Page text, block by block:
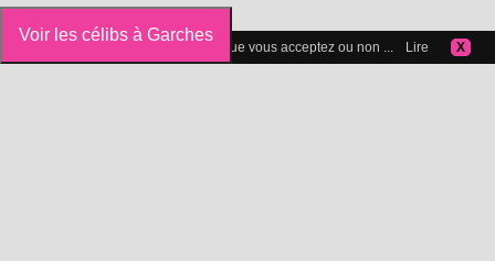
Voir les célibs à Garches
Vous pouvez gérer les cookies que vous acceptez ou non ... Lire X